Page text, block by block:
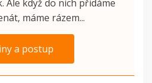
Ale když do nich přidáme
máme rázem...
a postup